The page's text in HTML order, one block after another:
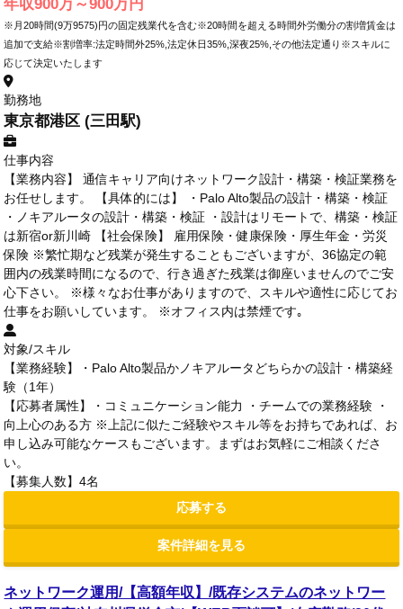
年収900万～900万円
※月20時間(9万9575)円の固定残業代を含む※20時間を超える時間外労働分の割増賃金は
追加で支給※割増率:法定時間外25%,法定休日35%,深夜25%,その他法定通り※スキルに
応じて決定いたします
勤務地
東京都港区 (三田駅)
仕事内容
【業務内容】 通信キャリア向けネットワーク設計・構築・検証業務を
お任せします。 【具体的には】 ・Palo Alto製品の設計・構築・検証
・ノキアルータの設計・構築・検証 ・設計はリモートで、構築・検証
は新宿or新川崎 【社会保険】 雇用保険・健康保険・厚生年金・労災
保険 ※繁忙期など残業が発生することもございますが、36協定の範
囲内の残業時間になるので、行き過ぎた残業は御座いませんのでご安
心下さい。 ※様々なお仕事がありますので、スキルや適性に応じてお
仕事をお願いしています。 ※オフィス内は禁煙です｡
対象/スキル
【業務経験】・Palo Alto製品かノキアルータどちらかの設計・構築経
験（1年）
【応募者属性】・コミュニケーション能力 ・チームでの業務経験 ・
向上心のある方 ※上記に似たご経験やスキル等をお持ちであれば、お
申し込み可能なケースもございます。まずはお気軽にご相談くださ
い。
【募集人数】4名
応募する
案件詳細を見る
ネットワーク運用/【高額年収】/既存システムのネットワー